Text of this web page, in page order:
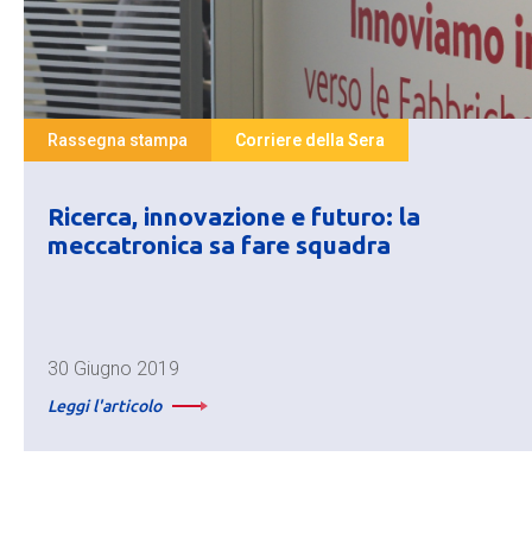
Rassegna stampa Corriere della Sera
Ricerca, innovazione e futuro: la
meccatronica sa fare squadra
30 Giugno 2019
Leggi l'articolo